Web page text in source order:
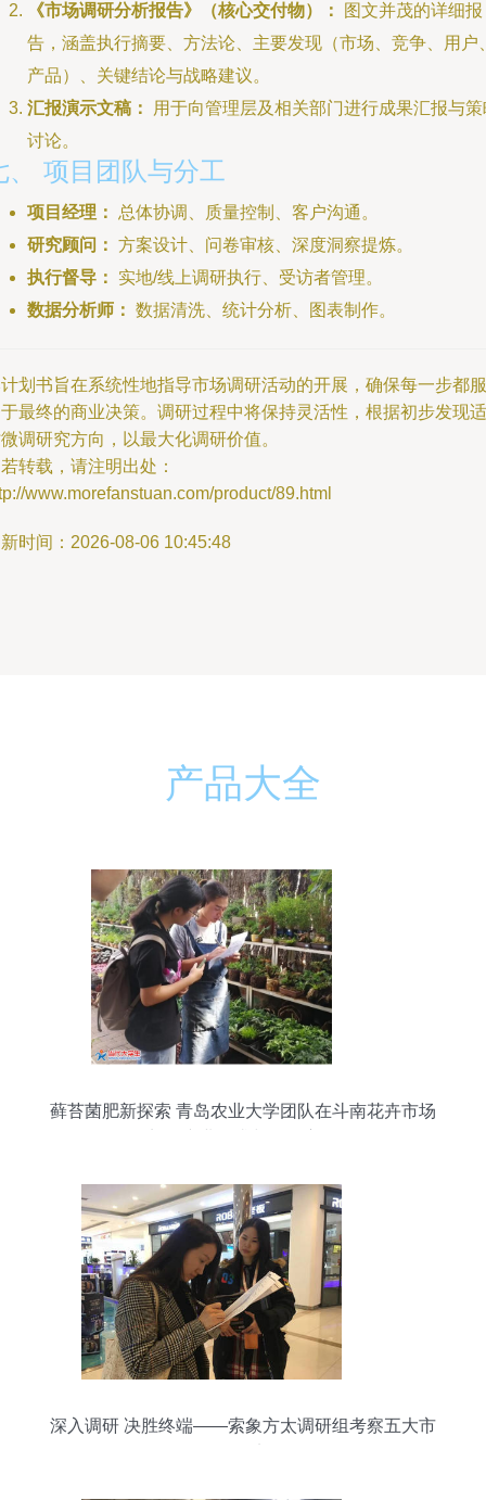
《市场调研分析报告》（核心交付物）：
图文并茂的详细报
告，涵盖执行摘要、方法论、主要发现（市场、竞争、用户
产品）、关键结论与战略建议。
汇报演示文稿：
用于向管理层及相关部门进行成果汇报与策
讨论。
、 项目团队与分工
项目经理：
总体协调、质量控制、客户沟通。
研究顾问： 方案设计、问卷审核、深度洞察提炼。
执行督导：
实地/线上调研执行、受访者管理。
数据分析师： 数据清洗、统计分析、图表制作。
划书旨在系统性地指导市场调研活动的开展，确保每一步都服
最终的商业决策。调研过程中将保持灵活性，根据初步发现适
调研究方向，以最大化调研价值。
转载，请注明出处：
www.morefanstuan.com/product/89.html
时间：2026-08-06 10:45:48
产品大全
藓苔菌肥新探索 青岛农业大学团队在斗南花卉市场
深入调研 决胜终端——索象方太调研组考察五大市